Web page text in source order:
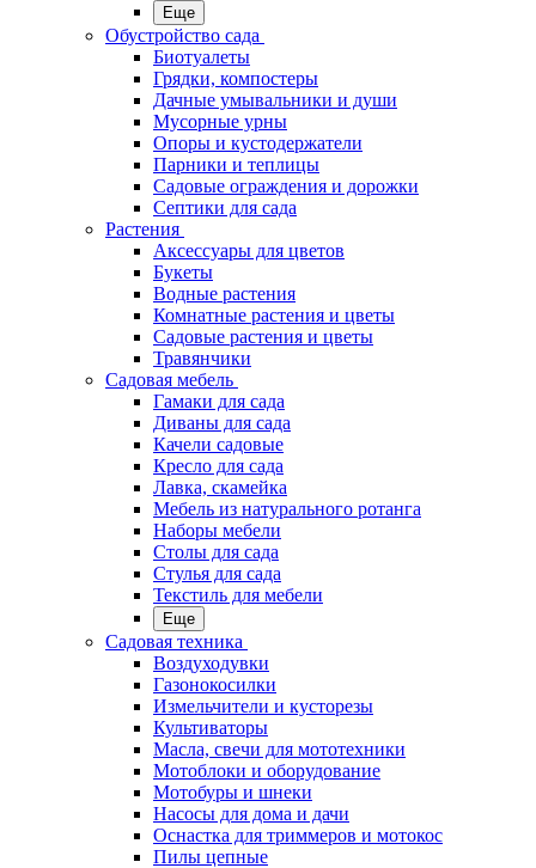
Еще
Обустройство сада
Биотуалеты
Грядки, компостеры
Дачные умывальники и души
Мусорные урны
Опоры и кустодержатели
Парники и теплицы
Садовые ограждения и дорожки
Септики для сада
Растения
Аксессуары для цветов
Букеты
Водные растения
Комнатные растения и цветы
Садовые растения и цветы
Травянчики
Садовая мебель
Гамаки для сада
Диваны для сада
Качели садовые
Кресло для сада
Лавка, скамейка
Мебель из натурального ротанга
Наборы мебели
Столы для сада
Стулья для сада
Текстиль для мебели
Еще
Садовая техника
Воздуходувки
Газонокосилки
Измельчители и кусторезы
Культиваторы
Масла, свечи для мототехники
Мотоблоки и оборудование
Мотобуры и шнеки
Насосы для дома и дачи
Оснастка для триммеров и мотокос
Пилы цепные